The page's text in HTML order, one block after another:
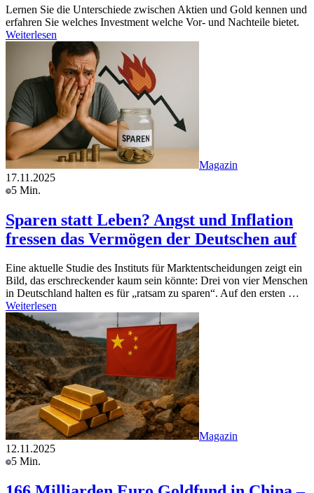
Lernen Sie die Unterschiede zwischen Aktien und Gold kennen und
erfahren Sie welches Investment welche Vor- und Nachteile bietet.
Weiterlesen
Magazin
17.11.2025
5 Min.
Sparen statt Leben? Angst und Inflation
fressen das Vermögen der Deutschen auf
Eine aktuelle Studie des Instituts für Marktentscheidungen zeigt ein
Bild, das erschreckender kaum sein könnte: Drei von vier Menschen
in Deutschland halten es für „ratsam zu sparen“. Auf den ersten …
Weiterlesen
Magazin
12.11.2025
5 Min.